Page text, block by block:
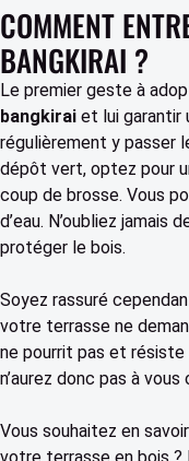
COMMENT
BANGKIRAI ?
Le premier geste à
bangkirai et lui garantir
régulièrement y passer
dépôt vert, optez pour
coup de brosse. Vous
d’eau. N’oubliez jamais
protéger le bois.
Soyez rassuré
votre terrasse ne
ne pourrit pas et résiste
n’aurez donc pas à
Vous souhaitez en